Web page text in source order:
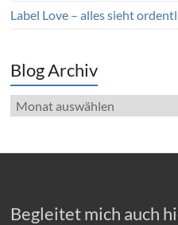
Label Love – alles sieht
Blog Archiv
Blog
Archiv
Begleitet mich auch